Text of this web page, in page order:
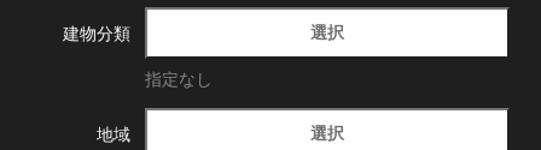
建物分類 選択
指定なし
地域 選択